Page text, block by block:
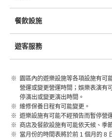
餐飲設施
遊客服務
園區內的遊樂設施等各項設施有可
營運或變更營運時間；娛樂表演有
停演出或變更演出時間。
維修保養日程有可能變更。
遊樂設施有可能不經預告而暫停營
商店及餐飲設施有可能依天候、季
當月份的時間表將於前 1 個月的 8